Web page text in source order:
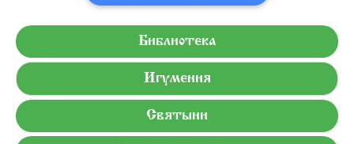
Библиотека
Игумения
Святыни